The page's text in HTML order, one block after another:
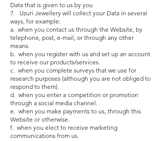
Data that is given to us by you
7. Uzuri Jewellery will collect your Data in several
ways, for example:
a. when you contact us through the Website, by
telephone, post, e-mail, or through any other
means.
b. when you register with us and set up an account
to receive our products/services.
c. when you complete surveys that we use for
research purposes (although you are not obliged to
respond to them).
d. when you enter a competition or promotion
through a social media channel.
e. when you make payments to us, through this
Website or otherwise.
f. when you elect to receive marketing
communications from us.